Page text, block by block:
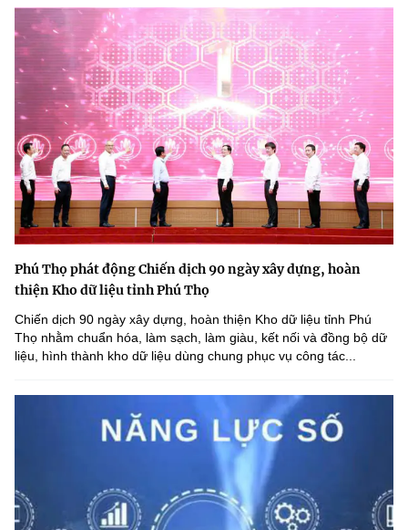
Phú Thọ phát động Chiến dịch 90 ngày xây dựng, hoàn
thiện Kho dữ liệu tỉnh Phú Thọ
Chiến dịch 90 ngày xây dựng, hoàn thiện Kho dữ liệu tỉnh Phú
Thọ nhằm chuẩn hóa, làm sạch, làm giàu, kết nối và đồng bộ dữ
liệu, hình thành kho dữ liệu dùng chung phục vụ công tác...